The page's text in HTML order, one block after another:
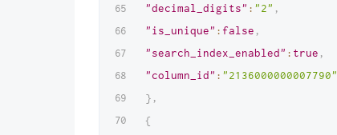
"decimal_digits" : "2" ,
"is_unique" : false ,
"search_index_enabled" : true ,
"column_id" : "2136000000007790"
} ,
{